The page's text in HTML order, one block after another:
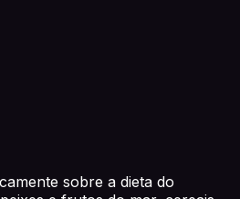
sobre a dieta do